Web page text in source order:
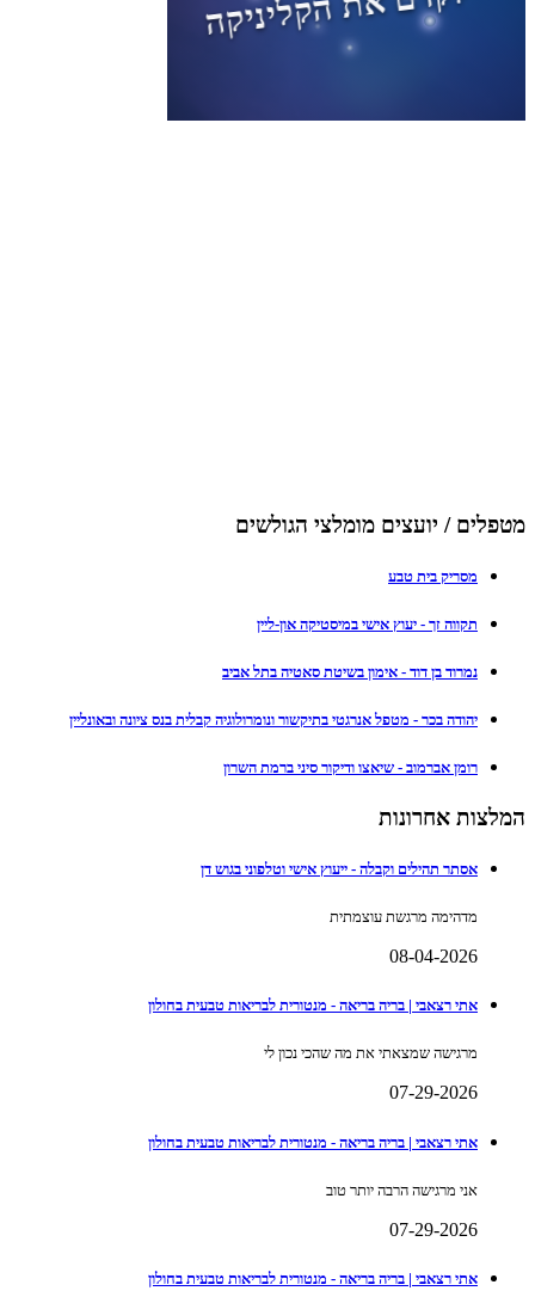
מטפלים / יועצים מומלצי הגולשים
מסריק בית טבע
תקווה זך - יעוץ אישי במיסטיקה און-ליין
נמרוד בן דוד - אימון בשיטת סאטיה בתל אביב
יהודה בכר - מטפל אנרגטי בתיקשור ונומרולוגיה קבלית בנס ציונה ובאונליין
רומן אברמוב - שיאצו ודיקור סיני ברמת השרון
המלצות אחרונות
אסתר תהילים וקבלה - ייעוץ אישי וטלפוני בגוש דן
מדהימה מרגשת עוצמתית
08-04-2026
אתי רצאבי | בריה בריאה - מנטורית לבריאות טבעית בחולון
מרגישה שמצאתי את מה שהכי נכון לי
07-29-2026
אתי רצאבי | בריה בריאה - מנטורית לבריאות טבעית בחולון
אני מרגישה הרבה יותר טוב
07-29-2026
אתי רצאבי | בריה בריאה - מנטורית לבריאות טבעית בחולון